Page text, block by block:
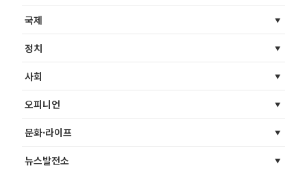
국제
정치
사회
오피니언
문화·라이프
뉴스발전소